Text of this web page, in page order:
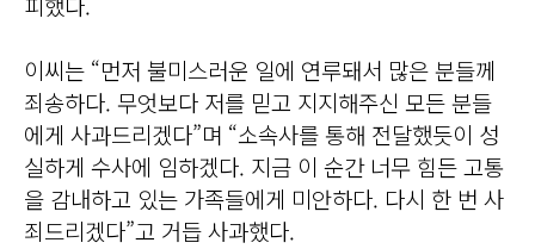
이씨는 “먼저 불미스러운 일에 연루돼서 많은 분들께
죄송하다. 무엇보다 저를 믿고 지지해주신 모든 분들
에게 사과드리겠다”며 “소속사를 통해 전달했듯이 성
실하게 수사에 임하겠다. 지금 이 순간 너무 힘든 고통
을 감내하고 있는 가족들에게 미안하다. 다시 한 번 사
죄드리겠다”고 거듭 사과했다.